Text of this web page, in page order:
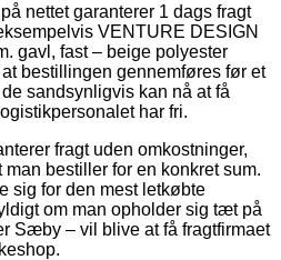
nettet garanterer 1 dags fragt
VENTURE DESIGN
gavl, fast – beige polyester
bestillingen gennemføres før et
sandsynligvis kan nå at få
har fri.
fragt uden omkostninger,
bestiller for en konkret sum.
sig for den mest letkøbte
om man opholder sig tæt på
Sæby – vil blive at få fragtfirmaet